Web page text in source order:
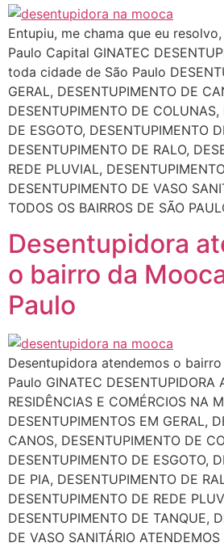
Entupiu, me chama que eu
Paulo Capital GINATEC
toda cidade de São Paulo
GERAL, DESENTUPIMENTO DE
DESENTUPIMENTO DE
DE ESGOTO, DESENTUPIMENTO
DESENTUPIMENTO DE RALO,
REDE PLUVIAL,
DESENTUPIMENTO DE VASO
TODOS OS BAIRROS DE SÃO
Desentupidora
o bairro da
Paulo
Desentupidora atendemos o
Paulo GINATEC DESENTUPIDORA
RESIDÊNCIAS E COMÉRCIOS NA
DESENTUPIMENTOS EM GERAL,
CANOS, DESENTUPIMENTO DE
DESENTUPIMENTO DE ESGOTO,
DE PIA, DESENTUPIMENTO DE
DESENTUPIMENTO DE REDE
DESENTUPIMENTO DE TANQUE,
DE VASO SANITÁRIO